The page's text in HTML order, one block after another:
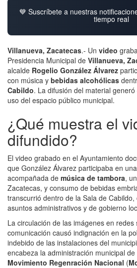
💙 Suscríbete a nuestras
tiempo real
Villanueva, Zacatecas.- Un video
Presidencia Municipal de Villanueva,
alcalde Rogelio González Álvarez
con música y bebidas alcohólicas
Cabildo. La difusión del material
uso del espacio público municipal.
¿Qué muestra el
difundido?
El video grabado en el Ayuntamiento
que González Álvarez participaba en
acompañada de música de tambora,
Zacatecas, y consumo de bebidas
transcurrió dentro de la Sala de
asuntos administrativos y de gobierno
La circulación de las imágenes en
comunicación causó indignación en la
indebido de las instalaciones del
encabeza la administración municipal
Movimiento Regenración Nacional (